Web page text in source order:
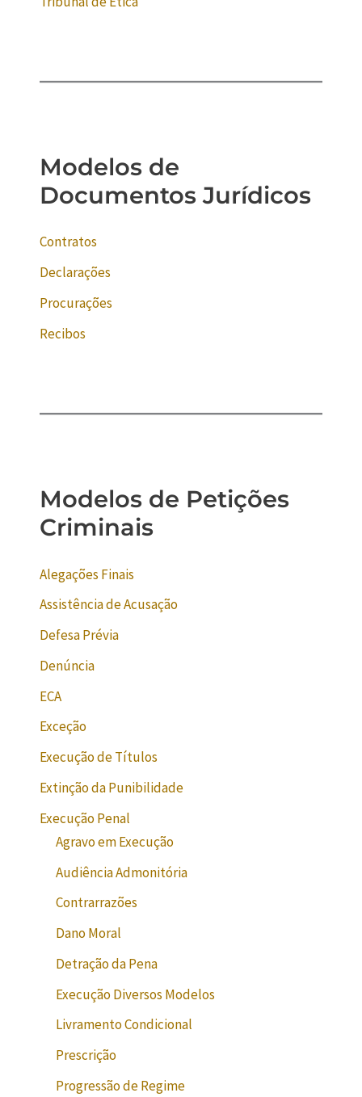
Modelos de
Documentos Jurídicos
Contratos
Declarações
Procurações
Recibos
Modelos de Petições
Criminais
Alegações Finais
Assistência de Acusação
Defesa Prévia
Denúncia
ECA
Exceção
Execução de Títulos
Extinção da Punibilidade
Execução Penal
Agravo em Execução
Audiência Admonitória
Contrarrazões
Dano Moral
Detração da Pena
Execução Diversos Modelos
Livramento Condicional
Prescrição
Progressão de Regime